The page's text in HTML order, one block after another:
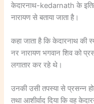
केदारनाथ-kedarnath के
नारायण से बताया जाता है।
कहा जाता है कि केदारनाथ की
नर नारायण भगवान शिव को
लगातार कर रहे थे।
उनकी उसी तपस्या से प्रसन्न
तथा आशीर्वाद दिया कि वह